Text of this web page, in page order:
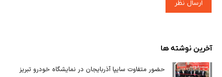
ارسال نظر
آخرین نوشته ها
حضور متفاوت سایپا آذربایجان در نمایشگاه خودرو تبریز